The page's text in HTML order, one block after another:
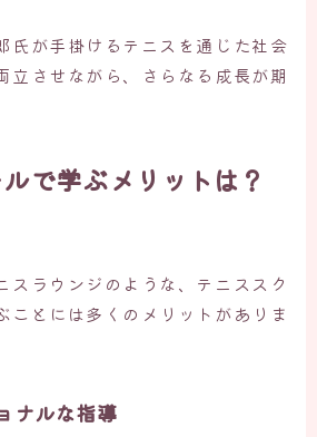
氏が手掛けるテニスを通じた社会
立させながら、さらなる成長が期
で学ぶメリットは？
スラウンジのような、テニススク
ことには多くのメリットがありま
ナルな指導